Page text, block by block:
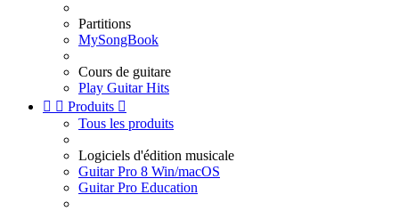
Partitions
MySongBook
Cours de guitare
Play Guitar Hits
  Produits 
Tous les produits
Logiciels d'édition musicale
Guitar Pro 8 Win/macOS
Guitar Pro Education